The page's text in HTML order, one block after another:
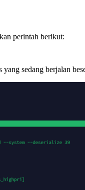
perintah berikut:
sedang berjalan